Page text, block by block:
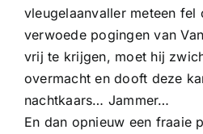
vleugelaanvaller meteen fel
verwoede pogingen van
vrij te krijgen, moet hij
overmacht en dooft deze
nachtkaars… Jammer…
En dan opnieuw een fraaie